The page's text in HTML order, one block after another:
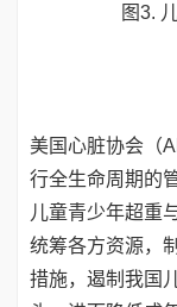
图3.
美国心脏协会（
行全生命周期的
儿童青少年超重
统筹各方资源，
措施，遏制我国